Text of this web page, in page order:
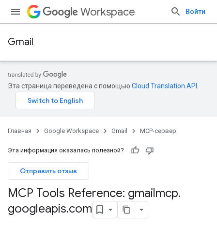
Workspace Войти
Gmail
Эта страница переведена с помощью Cloud Translation API
Главная Google Workspace Gmail MCP-сервер
Эта информация оказалась полезной?
Отправить отзыв
MCP Tools Reference: gmailmcp.
googleapis.com